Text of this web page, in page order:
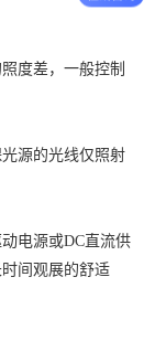
度差，一般控制
源的光线仅照射
电源或DC直流供
间观展的舒适